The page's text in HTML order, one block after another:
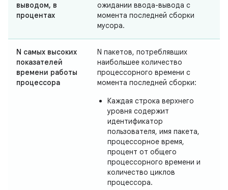
выводом, в
процентах
ожидании ввода-вывода с
момента последней сборки
мусора.
N самых высоких
показателей
времени работы
процессора
N пакетов, потреблявших
наибольшее количество
процессорного времени с
момента последней сборки:
Каждая строка верхнего
уровня содержит
идентификатор
пользователя, имя пакета,
процессорное время,
процент от общего
процессорного времени и
количество циклов
процессора.